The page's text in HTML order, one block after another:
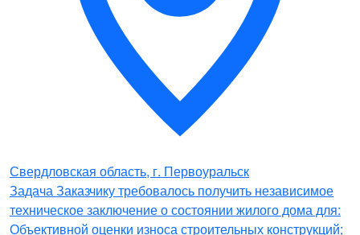
Свердловская область, г. Первоуральск
Задача Заказчику требовалось получить независимое
техническое заключение о состоянии жилого дома для:
Объективной оценки износа строительных конструкций;